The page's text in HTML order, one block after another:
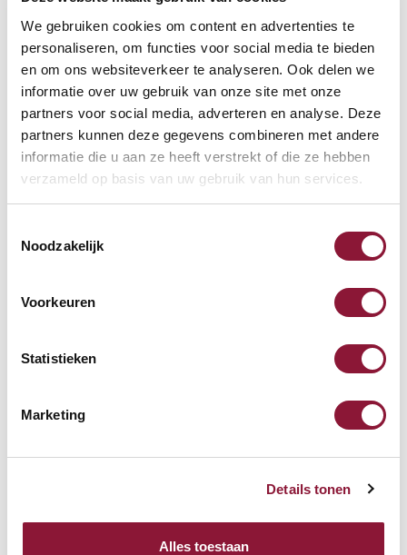
We gebruiken cookies om content en advertenties te
personaliseren, om functies voor social media te bieden
en om ons websiteverkeer te analyseren. Ook delen we
informatie over uw gebruik van onze site met onze
partners voor social media, adverteren en analyse. Deze
partners kunnen deze gegevens combineren met andere
informatie die u aan ze heeft verstrekt of die ze hebben
verzameld op basis van uw gebruik van hun services.
Noodzakelijk
Voorkeuren
Statistieken
Marketing
Details tonen
Alles toestaan
67,94
Inkl. MwSt.
S-board 840 Design
kabelgebundene Mini-
Tastatur US silber
68,71
SUN-FLEX® Relax Comfort
möglicherweise interessant sind!